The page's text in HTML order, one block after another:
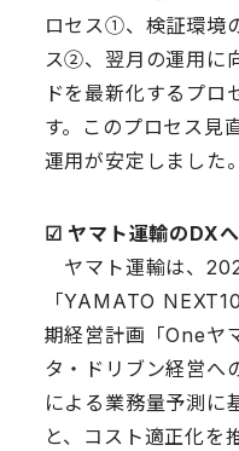
ロセス①、検証環境
ス②、翌月の運用に
ドを最新化するプ
す。このプロセス見
運用が安定しました。
☑︎ ヤマト運輸のDX
ヤマト運輸は、
「YAMATO
期経営計画「Oneヤ
タ・ドリブン経営へ
による業務量予測に
と、コスト適正化を